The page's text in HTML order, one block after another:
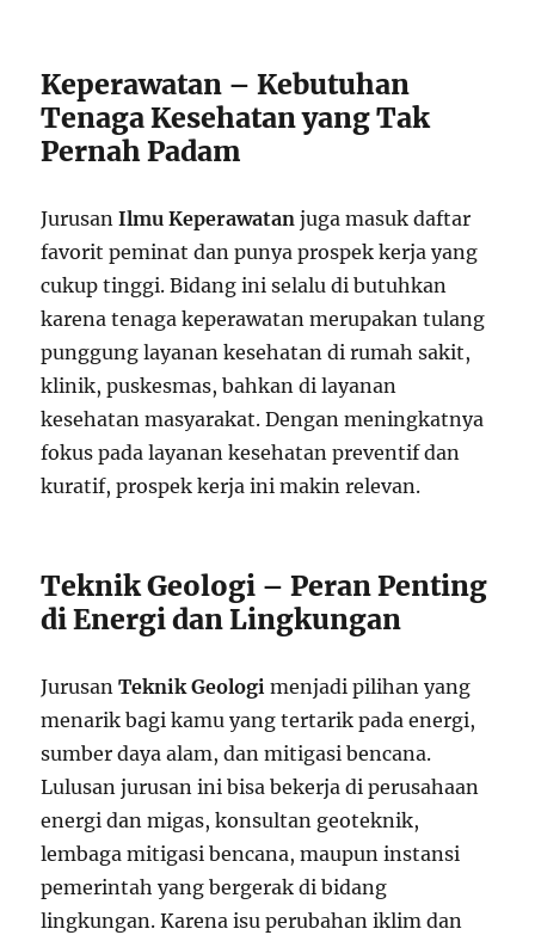
Keperawatan – Kebutuhan
Tenaga Kesehatan yang Tak
Pernah Padam
JurusanIlmu Keperawatan juga masuk daftar
favorit peminat dan punya prospek kerja yang
cukup tinggi. Bidang ini selalu di butuhkan
karena tenaga keperawatan merupakan tulang
punggung layanan kesehatan di rumah sakit,
klinik, puskesmas, bahkan di layanan
kesehatan masyarakat. Dengan meningkatnya
fokus pada layanan kesehatan preventif dan
kuratif, prospek kerja ini makin relevan.
Teknik Geologi – Peran Penting
di Energi dan Lingkungan
JurusanTeknik Geologi menjadi pilihan yang
menarik bagi kamu yang tertarik pada energi,
sumber daya alam, dan mitigasi bencana.
Lulusan jurusan ini bisa bekerja di perusahaan
energi dan migas, konsultan geoteknik,
lembaga mitigasi bencana, maupun instansi
pemerintah yang bergerak di bidang
lingkungan. Karena isu perubahan iklim dan